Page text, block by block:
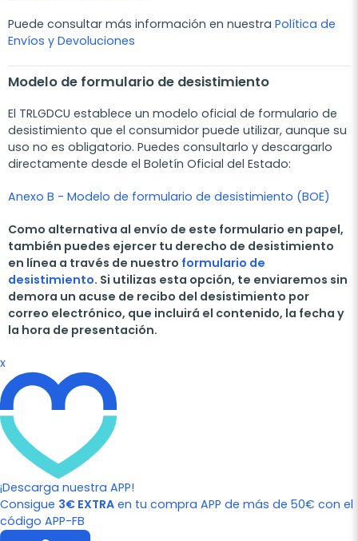
Puede consultar más información en nuestra Política de
Envíos y Devoluciones
Modelo de formulario de desistimiento
El TRLGDCU establece un modelo oficial de formulario de
desistimiento que el consumidor puede utilizar, aunque su
uso no es obligatorio. Puedes consultarlo y descargarlo
directamente desde el Boletín Oficial del Estado:
Anexo B - Modelo de formulario de desistimiento (BOE)
Como alternativa al envío de este formulario en papel,
también puedes ejercer tu derecho de desistimiento
en línea a través de nuestro formulario de
desistimiento. Si utilizas esta opción, te enviaremos sin
demora un acuse de recibo del desistimiento por
correo electrónico, que incluirá el contenido, la fecha y
la hora de presentación.
x
¡Descarga nuestra APP!
Consigue 3€ EXTRA en tu compra APP de más de 50€ con el
código APP-FB